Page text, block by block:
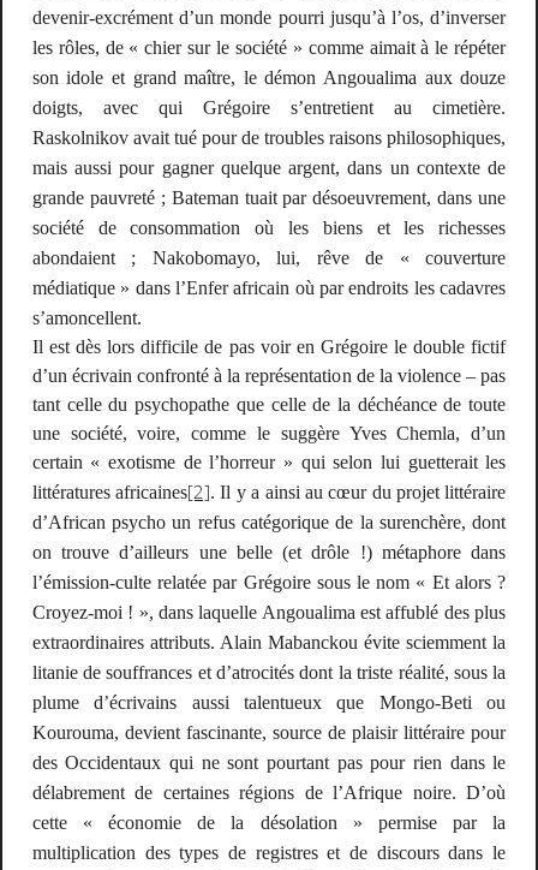
devenir-excrément d’un monde pourri jusqu’à l’os, d’inverser
les rôles, de « chier sur le société » comme aimait à le répéter
son idole et grand maître, le démon Angoualima aux douze
doigts, avec qui Grégoire s’entretient au cimetière.
Raskolnikov avait tué pour de troubles raisons philosophiques,
mais aussi pour gagner quelque argent, dans un contexte de
grande pauvreté ; Bateman tuait par désoeuvrement, dans une
société de consommation où les biens et les richesses
abondaient ; Nakobomayo, lui, rêve de « couverture
médiatique » dans l’Enfer africain où par endroits les cadavres
s’amoncellent.
Il est dès lors difficile de pas voir en Grégoire le double fictif
d’un écrivain confronté à la représentation de la violence – pas
tant celle du psychopathe que celle de la déchéance de toute
une société, voire, comme le suggère Yves Chemla, d’un
certain «exotisme de l’horreur» qui selon lui guetterait les
littératures africaines[2]. Il y a ainsi au cœur du projet littéraire
d’African psycho un refus catégorique de la surenchère, dont
on trouve d’ailleurs une belle (et drôle !) métaphore dans
l’émission-culte relatée par Grégoire sous le nom « Et alors ?
Croyez-moi ! », dans laquelle Angoualima est affublé des plus
extraordinaires attributs. Alain Mabanckou évite sciemment la
litanie de souffrances et d’atrocités dont la triste réalité, sous la
plume d’écrivains aussi talentueux que Mongo-Beti ou
Kourouma, devient fascinante, source de plaisir littéraire pour
des Occidentaux qui ne sont pourtant pas pour rien dans le
délabrement de certaines régions de l’Afrique noire. D’où
cette «économie de la désolation » permise par la
multiplication des types de registres et de discours dans le